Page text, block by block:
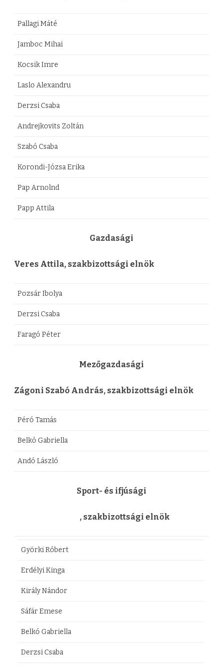
Pallagi Máté
Jamboc Mihai
Kocsik Imre
Laslo Alexandru
Derzsi Csaba
Andrejkovits Zoltán
Szabó Csaba
Korondi-Józsa Erika
Pap Arnolnd
Papp Attila
Gazdasági
Veres Attila, szakbizottsági elnök
Pozsár Ibolya
Derzsi Csaba
Faragó Péter
Mezőgazdasági
Zágoni Szabó András, szakbizottsági elnök
Péró Tamás
Belkó Gabriella
Andó László
Sport- és ifjúsági
, szakbizottsági elnök
Györki Róbert
Erdélyi Kinga
Király Nándor
Sáfár Emese
Belkó Gabriella
Derzsi Csaba